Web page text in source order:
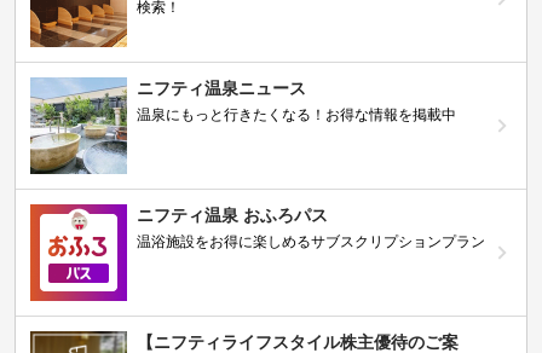
検索！
ニフティ温泉ニュース
温泉にもっと行きたくなる！お得な情報を掲載中
ニフティ温泉 おふろパス
温浴施設をお得に楽しめるサブスクリプションプラン
【ニフティライフスタイル株主優待のご案